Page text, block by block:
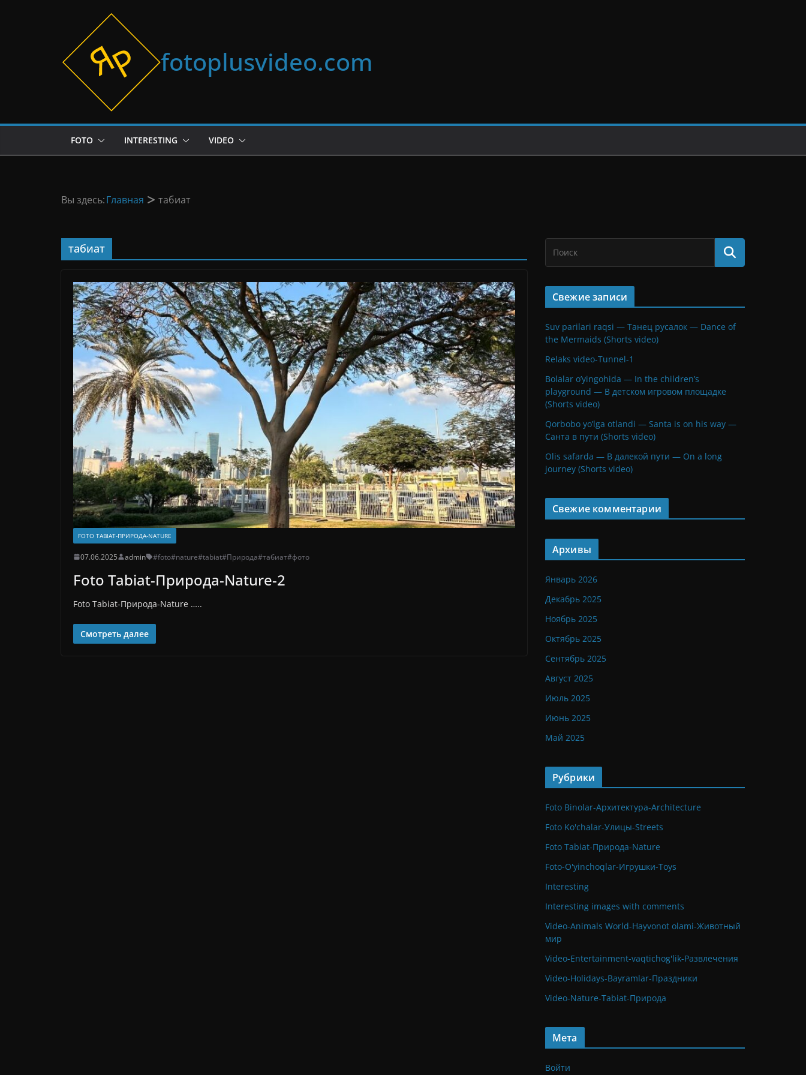
fotoplusvideo.com
FOTO INTERESTING VIDEO
Вы здесь:Главная табиат
табиат
FOTO TABIAT-ПРИРОДА-NATURE
07.06.2025 admin #foto#nature#tabiat#Природа#табиат#фото
Foto Tabiat-Природа-Nature-2
Foto Tabiat-Природа-Nature …..
Смотреть далее
Свежие записи
Suv parilari raqsi — Танец русалок — Dance of
the Mermaids (Shorts video)
Relaks video-Tunnel-1
Bolalar o’yingohida — In the children’s
playground — В детском игровом площадке
(Shorts video)
Qorbobo yo’lga otlandi — Santa is on his way —
Санта в пути (Shorts video)
Olis safarda — В далекой пути — On a long
journey (Shorts video)
Свежие комментарии
Архивы
Январь 2026
Декабрь 2025
Ноябрь 2025
Октябрь 2025
Сентябрь 2025
Август 2025
Июль 2025
Июнь 2025
Май 2025
Рубрики
Foto Binolar-Архитектура-Architecture
Foto Ko'chalar-Улицы-Streets
Foto Tabiat-Природа-Nature
Foto-O'yinchoqlar-Игрушки-Toys
Interesting
Interesting images with comments
Video-Animals World-Hayvonot olami-Животный
мир
Video-Entertainment-vaqtichog'lik-Развлечения
Video-Holidays-Bayramlar-Праздники
Video-Nature-Tabiat-Природа
Мета
Войти